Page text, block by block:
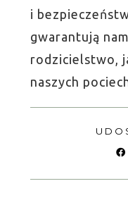
i
gwarantują
rodzicielstwo,
naszych